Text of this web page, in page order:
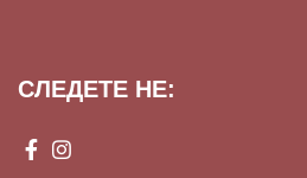
СЛЕДЕТЕ НЕ: